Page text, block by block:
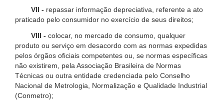
VII - repassar informação depreciativa, referente a ato
praticado pelo consumidor no exercício de seus direitos;
VIII - colocar, no mercado de consumo, qualquer
produto ou serviço em desacordo com as normas expedidas
pelos órgãos oficiais competentes ou, se normas específicas
não existirem, pela Associação Brasileira de Normas
Técnicas ou outra entidade credenciada pelo Conselho
Nacional de Metrologia, Normalização e Qualidade Industrial
(Conmetro);